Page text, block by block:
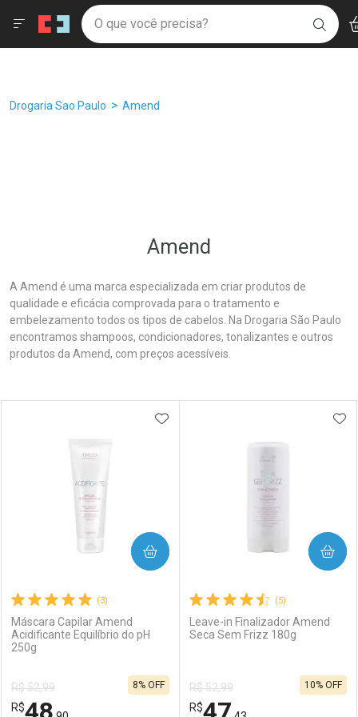
Drogaria São Paulo
Ir direto para a home
pela página
Ir direto para o conteúdo
Ir direto para a busca
Ir direto para a notificações
Faça a sua busca
O que você precisa?
Menu
Breadcrumb
Drogaria Sao Paulo Amend
Amend
A Amend é uma marca especializada em criar produtos de
qualidade e eficácia comprovada para o tratamento e
embelezamento todos os tipos de cabelos. Na Drogaria São Paulo
encontramos shampoos, condicionadores, tonalizantes e outros
produtos da Amend, com preços acessíveis.
(3)
Máscara Capilar Amend
Acidificante Equilíbrio do pH
250g
R$ 52,99
R$
8% OFF
ADICIONAR AOS FAVORITOS
COMPRAR
(5)
Leave-in Finalizador Amend
Seca Sem Frizz 180g
R$ 52,99
R$
10% OFF
COMPRAR
Âncoras
Filtros Ordenar por